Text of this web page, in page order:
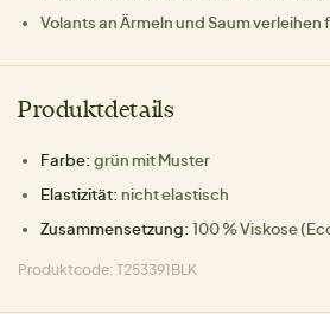
Volants an Ärmeln und Saum verleihen
Produktdetails
Farbe: grün mit Muster
Elastizität: nicht elastisch
Zusammensetzung: 100 % Viskose
Produktcode: T253391BLK